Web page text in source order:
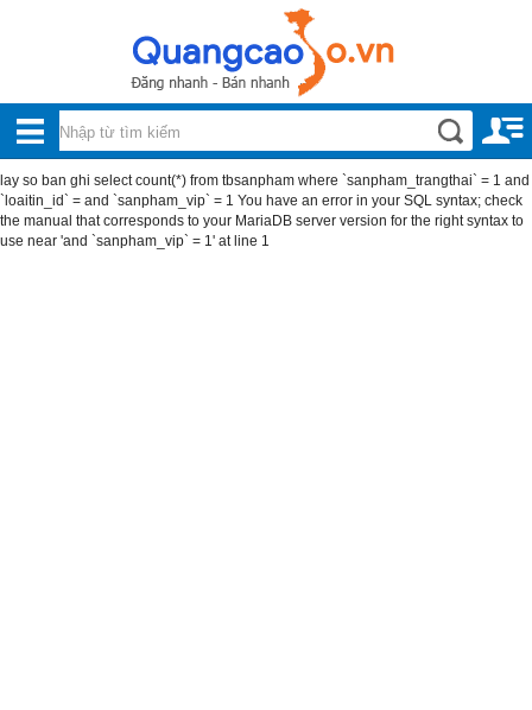
BỘ
DANH
MỤC
Nội, ngoại thất
Điện thoại, Viễn thông
Nhà và Đất
Dịch vụ
lay so ban ghi select count(*) from tbsanpham where `sanpham_trangthai` = 1 and
`loaitin_id` = and `sanpham_vip` = 1 You have an error in your SQL syntax; check
the manual that corresponds to your MariaDB server version for the right syntax to
use near 'and `sanpham_vip` = 1' at line 1